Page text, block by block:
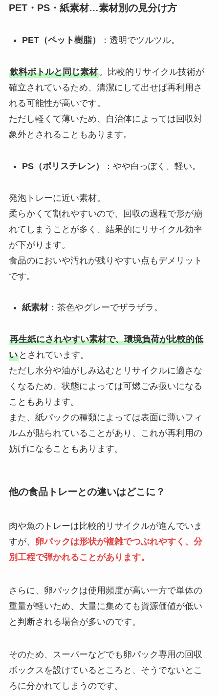
PET・PS・紙素材…素材別の見分け方
PET（ペット樹脂） ：透明でツルツル。
飲料ボトルと同じ素材。比較的リサイクル技術が
確立されているため、清潔にして出せば再利用さ
れる可能性が高いです。
ただし軽くて薄いため、自治体によっては回収対
象外とされることもあります。
PS（ポリスチレン） ：やや白っぽく、軽い。
発泡トレーに近い素材。
柔らかくて割れやすいので、回収の過程で形が崩
れてしまうことが多く、結果的にリサイクル効率
が下がります。
食品のにおいや汚れが残りやすい点もデメリット
です。
紙素材：茶色やグレーでザラザラ。
再生紙にされやすい素材で、環境負荷が比較的低
いとされています。
ただし水分や油がしみ込むとリサイクルに適さな
くなるため、状態によっては可燃ごみ扱いになる
こともあります。
また、紙パックの種類によっては表面に薄いフィ
ルムが貼られていることがあり、これが再利用の
妨げになることもあります。
他の食品トレーとの違いはどこに？
肉や魚のトレーは比較的リサイクルが進んでいま
すが、 卵パックは形状が複雑でつぶれやすく、分
別工程で弾かれることがあります。
さらに、卵パックは使用頻度が高い一方で単体の
重量が軽いため、大量に集めても資源価値が低い
と判断される場合が多いのです。
そのため、スーパーなどでも卵パック専用の回収
ボックスを設けているところと、そうでないとこ
ろに分かれてしまうのです。